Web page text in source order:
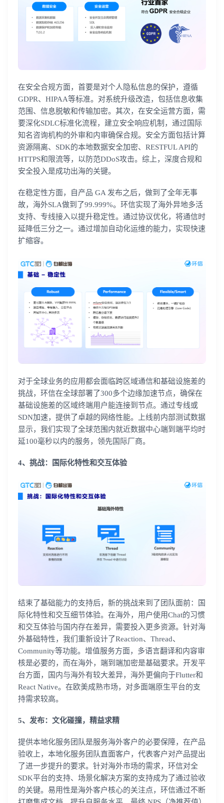
在安全合规方面，首要是对个人隐私信息的保护，遵循
GDPR、HIPAA等标准。对系统升级改造，包括信息收集
范围、信息脱敏和传输加密。其次，在安全运营方面，需
要深化SDLC标准化流程，建立安全响应机制，通过国际
知名咨询机构的外审和内审确保合规。安全方面包括计算
资源隔离、SDK的本地数据安全加密、RESTFUL API的
HTTPS和限流等，以防范DDoS攻击。综上，深度合规和
安全投入是成功出海的关键。
在稳定性方面，自产品 GA 发布之后，做到了全年无事
故，海外SLA做到了99.999%。环信实现了海外异地多活
支持、专线接入以提升稳定性。通过协议优化，将通信时
延降低三分之一。通过增加自动化运维的能力，实现快速
扩缩容。
对于全球业务的应用都会面临跨区域通信和基础设施差的
挑战，环信在全球部署了300多个边缘加速节点，确保在
基础设施差的区域终端用户能连接到节点。通过专线或
SDN加速，提供了卓越的网络性能。上线前内部测试数据
显示，我们实现了全球范围内就近数据中心端到端平均时
延100毫秒以内的服务，领先国际厂商。
4、挑战：国际化特性和交互体验
结束了基础能力的支持后，新的挑战来到了团队面前：国
际化特性和交互细节体验。在海外，用户使用Chat的习惯
和交互体验与国内存在差异，需要投入更多资源。针对海
外基础特性，我们重新设计了Reaction、Thread、
Community等功能。增值服务方面，多语言翻译和内容审
核是必要的，而在海外，端到端加密是基础要求。开发平
台方面，国内与海外有较大差异，海外更偏向于Flutter和
React Native。在欧美成熟市场，对多面端原生平台的支
持需求较高。
5、发布：文化碰撞，精益求精
提供本地化服务团队是服务海外客户的必要保障，在产品
验收上，本地化服务团队直面客户，代表客户对产品提出
了进一步提升的要求。针对海外市场的需求，环信对全
SDK平台的支持、场景化解决方案的支持成为了通过验收
的关键。易用性是海外客户核心的关注点，环信通过不断